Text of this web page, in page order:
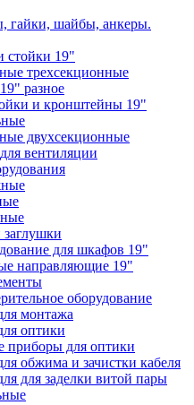
гайки, шайбы, анкеры.
19"
трехсекционные
разное
и кронштейны 19"
двухсекционные
вентиляции
для шкафов 19"
направляющие 19"
оборудование
монтажа
оптики
приборы для оптики
обжима и зачистки кабеля
для заделки витой пары